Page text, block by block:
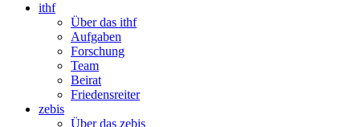
ithf
Über das ithf
Aufgaben
Forschung
Team
Beirat
Friedensreiter
zebis
Über das zebis